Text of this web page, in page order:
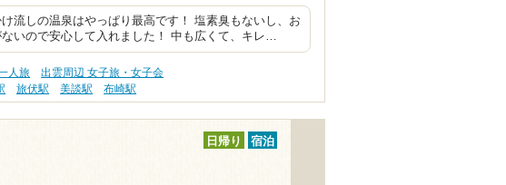
流しの温泉はやっぱり最高です！ 塩素臭もないし、お
いので安心して入れました！ 中も広くて、キレ…
人旅
出雲周辺 女子旅・女子会
旅伏駅 美談駅 布崎駅
日帰り 宿泊